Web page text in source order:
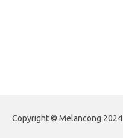
Copyright © Melancong 2024